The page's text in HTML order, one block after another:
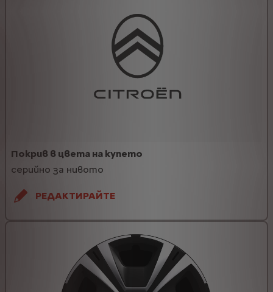
Покрив в цвета на купето
серийно за нивото
РЕДАКТИРАЙТЕ